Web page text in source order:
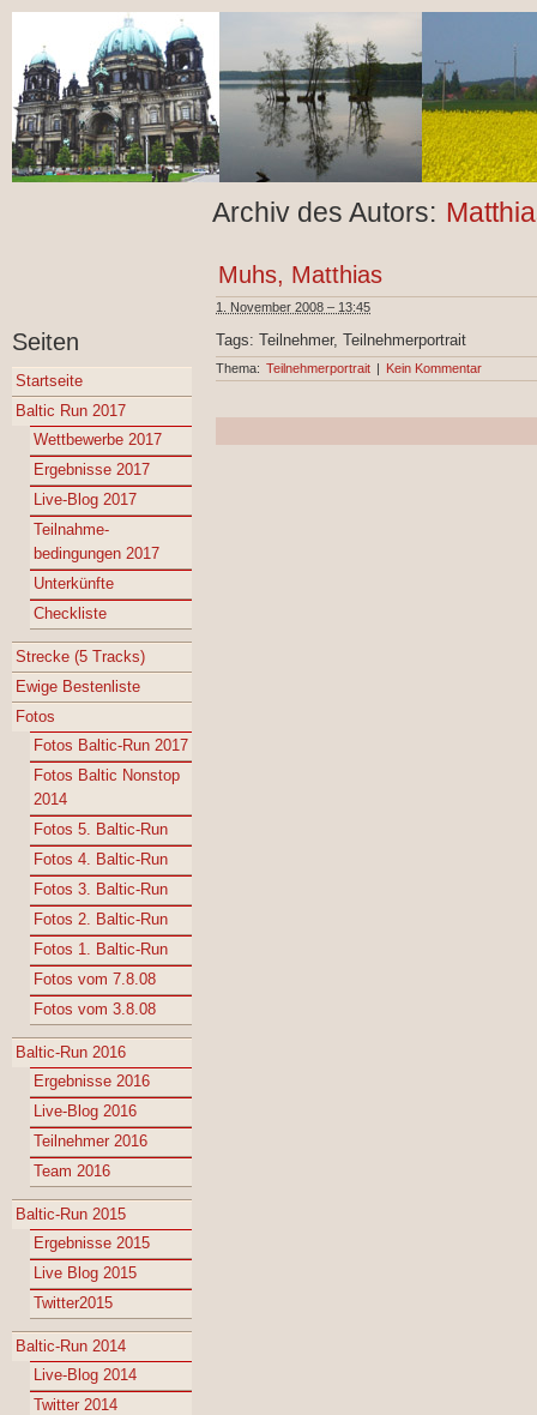
Seiten
Startseite
Baltic Run 2017
Wettbewerbe 2017
Ergebnisse 2017
Live-Blog 2017
Teilnahme-
bedingungen 2017
Unterkünfte
Checkliste
Strecke (5 Tracks)
Ewige Bestenliste
Fotos
Fotos Baltic-Run 2017
Fotos Baltic Nonstop
2014
Fotos 5. Baltic-Run
Fotos 4. Baltic-Run
Fotos 3. Baltic-Run
Fotos 2. Baltic-Run
Fotos 1. Baltic-Run
Fotos vom 7.8.08
Fotos vom 3.8.08
Baltic-Run 2016
Ergebnisse 2016
Live-Blog 2016
Teilnehmer 2016
Team 2016
Baltic-Run 2015
Ergebnisse 2015
Live Blog 2015
Twitter2015
Baltic-Run 2014
Live-Blog 2014
Twitter 2014
Archiv des Autors:
Muhs, Matthias
1. November 2008 – 13:45
Tags: Teilnehmer, Teilnehmerportrait
Thema: Teilnehmerportrait | Kein Kommentar